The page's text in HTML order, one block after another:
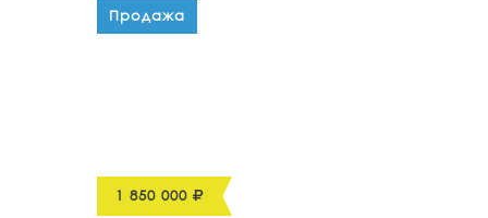
Продажа
1 850 000